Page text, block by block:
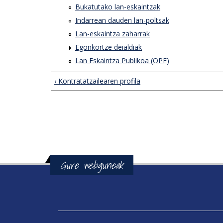
Bukatutako lan-eskaintzak
Indarrean dauden lan-poltsak
Lan-eskaintza zaharrak
Egonkortze deialdiak
Lan Eskaintza Publikoa (OPE)
‹ Kontratatzailearen profila
Gure webguneak